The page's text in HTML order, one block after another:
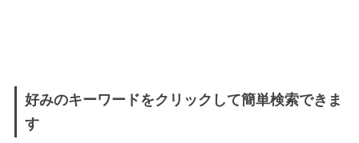
好みのキーワードをクリックして簡単検索できま
す